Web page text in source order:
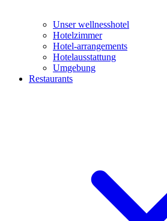
Unser wellnesshotel
Hotelzimmer
Hotel-arrangements
Hotelausstattung
Umgebung
Restaurants